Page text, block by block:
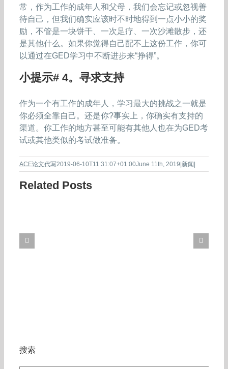
常，作为工作的成年人和父母，我们会忘记或忽视善
待自己，但我们确实应该时不时地得到一点小小的奖
励，不管是一块饼干、一次足疗、一次沙滩散步，还
是其他什么。如果你觉得自己配不上这份工作，你可
以通过在GED学习中不断进步来“挣得”。
小提示# 4。寻求支持
作为一个有工作的成年人，学习最大的挑战之一就是
你必须全靠自己。还是你?事实上，你确实有支持的
渠道。你工作的地方甚至可能有其他人也在为GED考
试或其他类似的考试做准备。
ACE论文代写2019-06-10T11:31:07+01:00June 11th, 2019|新闻|
Related Posts
搜索